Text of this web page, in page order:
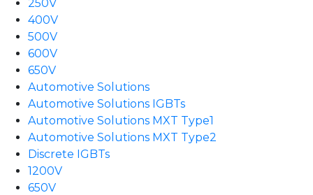
250V
400V
500V
600V
650V
Automotive Solutions
Automotive Solutions IGBTs
Automotive Solutions MXT Type1
Automotive Solutions MXT Type2
Discrete IGBTs
1200V
650V